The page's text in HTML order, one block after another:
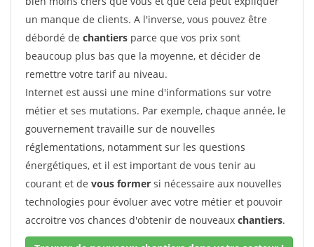
un manque de clients. A l'inverse, vous pouvez être
débordé de chantiers parce que vos prix sont
beaucoup plus bas que la moyenne, et décider de
remettre votre tarif au niveau.
Internet est aussi une mine d'informations sur votre
métier et ses mutations. Par exemple, chaque année, le
gouvernement travaille sur de nouvelles
réglementations, notamment sur les questions
énergétiques, et il est important de vous tenir au
courant et de vous former si nécessaire aux nouvelles
technologies pour évoluer avec votre métier et pouvoir
accroitre vos chances d'obtenir de nouveaux chantiers.